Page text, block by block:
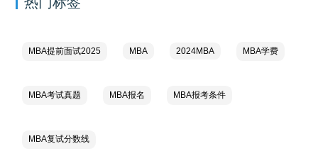
MBA提前面试2025 MBA 2024MBA MBA学费
MBA考试真题 MBA报名 MBA报考条件
MBA复试分数线